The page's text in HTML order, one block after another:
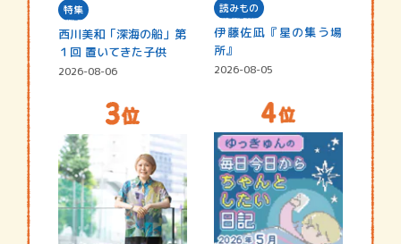
特集
西川美和「深海の船」第
１回 置いてきた子供
2026-08-06
読みもの
伊藤佐凪『星の集う場
所』
2026-08-05